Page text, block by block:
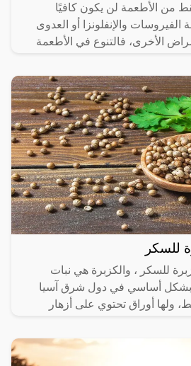
من الأطعمة لن يكون كافيًا
والإنفلونزا أو العدوى
الأخرى، فالتنوع في الأطعمة
للسكر
للسكر ، والكزبرة هي نبات
أساسي في دول شرق آسيا
ولها أوراق تحتوي على أزهار